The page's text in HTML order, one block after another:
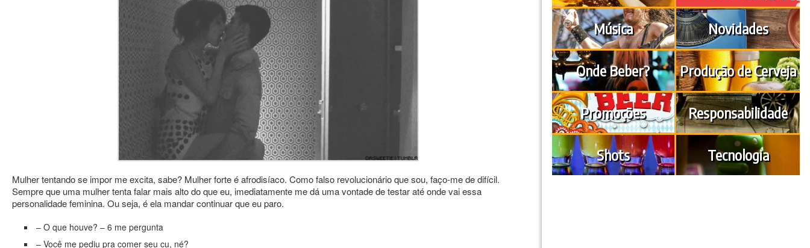
Mulher tentando se impor me excita, sabe? Mulher forte é afrodisíaco. Como falso revolucionário que sou, faço-me de difícil.
Sempre que uma mulher tenta falar mais alto do que eu, imediatamente me dá uma vontade de testar até onde vai essa
personalidade feminina. Ou seja, é ela mandar continuar que eu paro.
– O que houve? – 6 me pergunta
– Você me pediu pra comer seu cu, né?
Música Novidades
Onde Beber? Produção de Cerveja
Promoções Responsabilidade
Shots Tecnologia